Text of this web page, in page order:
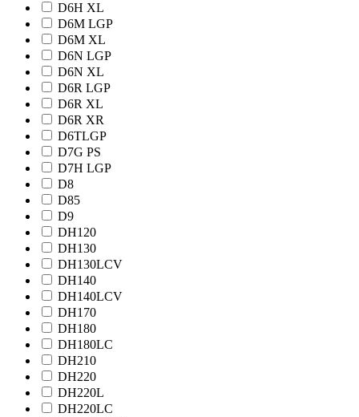
D6H XL
D6M LGP
D6M XL
D6N LGP
D6N XL
D6R LGP
D6R XL
D6R XR
D6TLGP
D7G PS
D7H LGP
D8
D85
D9
DH120
DH130
DH130LCV
DH140
DH140LCV
DH170
DH180
DH180LC
DH210
DH220
DH220L
DH220LC